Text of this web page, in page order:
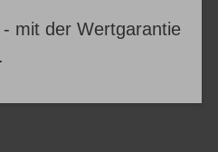
mit der Wertgarantie